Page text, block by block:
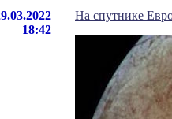
18:42
На спутнике